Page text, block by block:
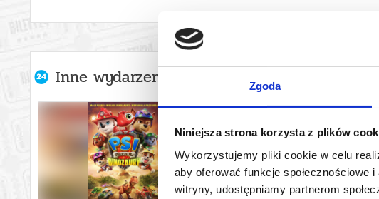
Zgoda
Niniejsza strona korzysta z plików
Wykorzystujemy pliki cookie w celu
aby oferować funkcje
witryny, udostępniamy partnerom
Inne wydarzenia organizatora